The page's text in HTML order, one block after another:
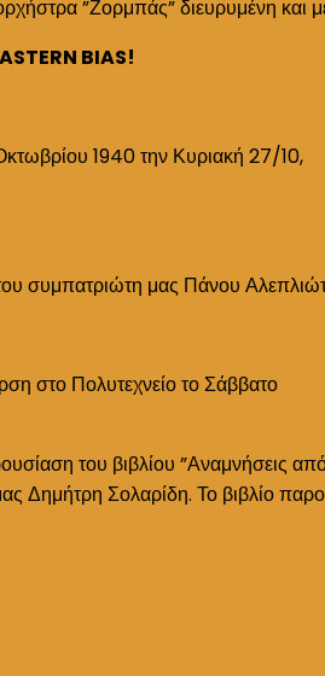
επόμενο
”Ζορμπάς” διευρυμένη
BIAS!
1940 την Κυριακή 27/10,
συμπατριώτη μας Πάνου
στο Πολυτεχνείο το Σάββατο
του βιβλίου ”Αναμνήσεις από
Δημήτρη Σολαρίδη. Το βιβλίο